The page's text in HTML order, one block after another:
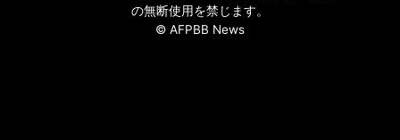
の無断使用を禁じます。
© AFPBB News